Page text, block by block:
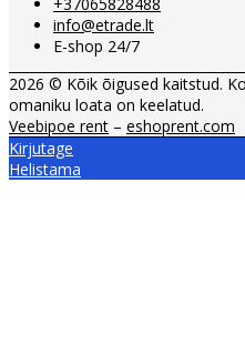
+37065828488
info@etrade.lt
E-shop 24/7
2026 © Kõik õigused kaitstud.
omaniku loata on keelatud.
Veebipoe rent – eshoprent.com
Kirjutage
Helistama